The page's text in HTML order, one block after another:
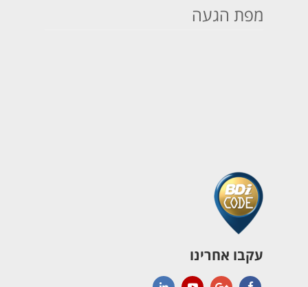
מפת הגעה
עקבו אחרינו